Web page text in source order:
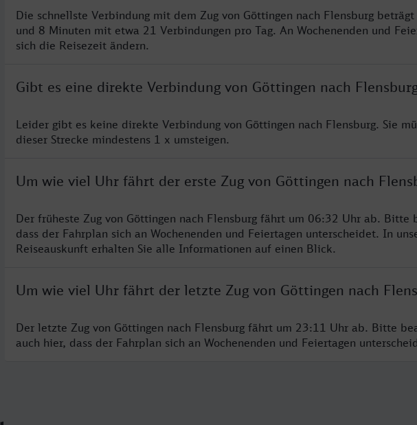
Die schnellste Verbindung mit dem Zug von Göttingen nach Flensburg beträgt
und 8 Minuten mit etwa 21 Verbindungen pro Tag. An Wochenenden und
sich die Reisezeit ändern.
Gibt es eine direkte Verbindung von Göttingen nach
Leider gibt es keine direkte Verbindung von Göttingen nach Flensburg. Sie
dieser Strecke mindestens 1 x umsteigen.
Um wie viel Uhr fährt der erste Zug von Göttingen nach
Der früheste Zug von Göttingen nach Flensburg fährt um 06:32 Uhr ab. Bitte
dass der Fahrplan sich an Wochenenden und Feiertagen unterscheidet. In
Reiseauskunft erhalten Sie alle Informationen auf einen Blick.
Um wie viel Uhr fährt der letzte Zug von Göttingen nach
Der letzte Zug von Göttingen nach Flensburg fährt um 23:11 Uhr ab. Bitte
auch hier, dass der Fahrplan sich an Wochenenden und Feiertagen